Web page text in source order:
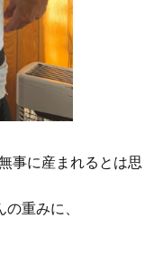
事に産まれるとは思
重みに、